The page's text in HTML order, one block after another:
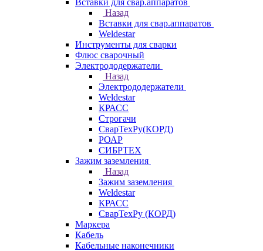
Вставки для свар.аппаратов
Назад
Вставки для свар.аппаратов
Weldestar
Инструменты для сварки
Флюс сварочный
Электрододержатели
Назад
Электрододержатели
Weldestar
КРАСС
Строгачи
СварТехРу(КОРД)
РОАР
СИБРТЕХ
Зажим заземления
Назад
Зажим заземления
Weldestar
КРАСС
СварТехРу (КОРД)
Маркера
Кабель
Кабельные наконечники